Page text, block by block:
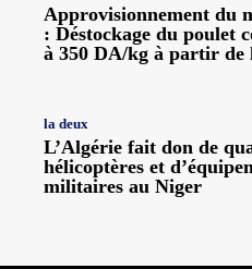
Approvisionnement du
: Déstockage du poulet
à 350 DA/kg à partir de
la deux
L’Algérie fait don de
hélicoptères et
militaires au Niger